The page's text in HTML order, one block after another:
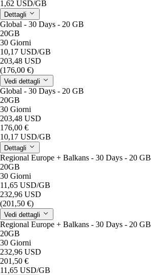
1,62 USD/GB
Dettagli
Global - 30 Days - 20 GB
20GB
30 Giorni
10,17 USD/GB
203,48 USD
(176,00 €)
Vedi dettagli
Global - 30 Days - 20 GB
20GB
30 Giorni
203,48 USD
176,00 €
10,17 USD/GB
Dettagli
Regional Europe + Balkans - 30 Days - 20 GB
20GB
30 Giorni
11,65 USD/GB
232,96 USD
(201,50 €)
Vedi dettagli
Regional Europe + Balkans - 30 Days - 20 GB
20GB
30 Giorni
232,96 USD
201,50 €
11,65 USD/GB